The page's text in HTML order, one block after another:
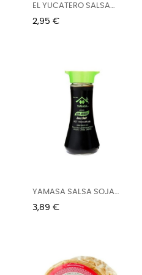
EL YUCATERO SALSA
KUTBIL-IK...
Precio
2,95 €
YAMASA SALSA SOJA
BAJA EN...
Precio
3,89 €